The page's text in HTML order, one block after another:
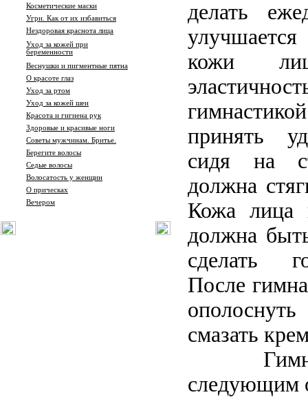
Косметические маски
Угри Как от их избавиться
Нездоровая краснота лица
Уход за кожей при
беременности
Веснушки и пигментные пятна
О красоте глаз
Уход за ртом
Уход за кожей шеи
Красота и гигиена рук
Здоровые и красивые ноги
Советы мужчинам. Бритье.
Берегите волосы
Седые волосы
Волосатость у женщин
О прическах
Вечером
делать
кожи
принять
сидя на
должна
Кожа лица
должна
сделать
После
смазать
следующим